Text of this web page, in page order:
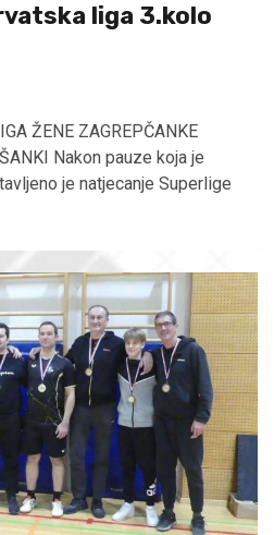
liga 3.kolo
ŽENE ZAGREPČANKE
Nakon pauze koja je
je natjecanje Superlige